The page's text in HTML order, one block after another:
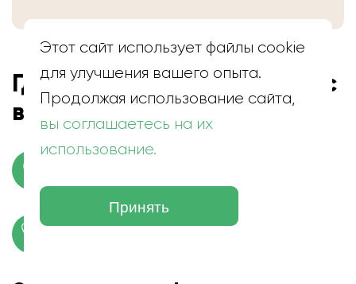
Где находится скупка волос
в Туле
Этот сайт использует файлы cookie
для улучшения вашего опыта.
Продолжая использование сайта,
вы соглашаетесь на их
использование.
Принять